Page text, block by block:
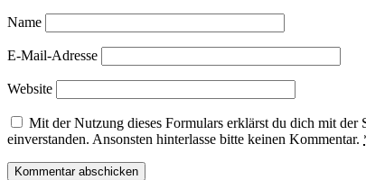
Name
E-Mail-Adresse
Website
Mit der Nutzung dieses Formulars erklärst du dich mit der
einverstanden. Ansonsten hinterlasse bitte keinen Kommentar.